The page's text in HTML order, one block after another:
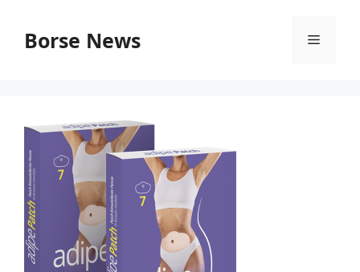
contenuto
Borse News Menu